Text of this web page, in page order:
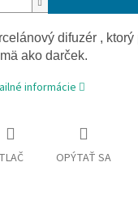
difuzér ,
ako darček.
informácie
TLAČ OPÝTAŤ SA